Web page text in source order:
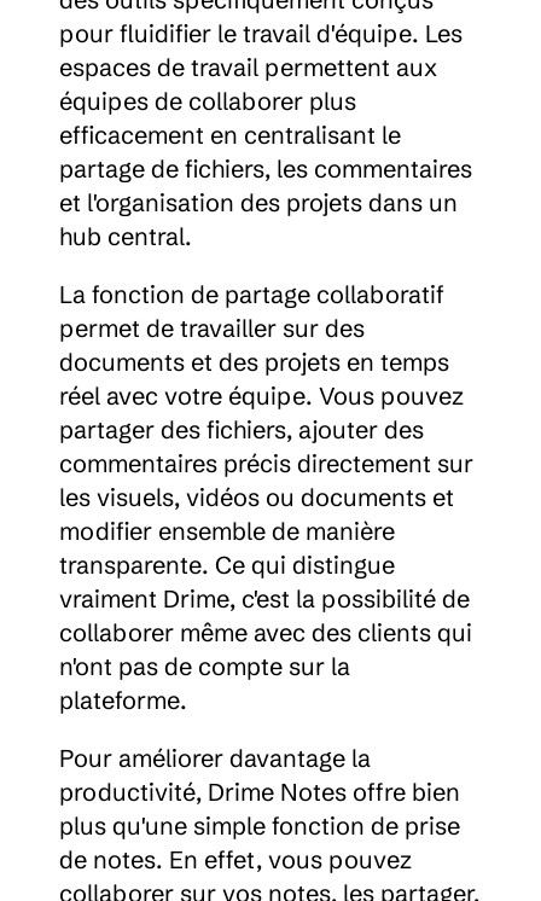
pour fluidifier le travail d'équipe. Les
espaces de travail permettent aux
équipes de collaborer plus
efficacement en centralisant le
partage de fichiers, les commentaires
et l'organisation des projets dans un
hub central.
La fonction de partage collaboratif
permet de travailler sur des
documents et des projets en temps
réel avec votre équipe. Vous pouvez
partager des fichiers, ajouter des
commentaires précis directement sur
les visuels, vidéos ou documents et
modifier ensemble de manière
transparente. Ce qui distingue
vraiment Drime, c'est la possibilité de
collaborer même avec des clients qui
n'ont pas de compte sur la
plateforme.
Pour améliorer davantage la
productivité, Drime Notes offre bien
plus qu'une simple fonction de prise
de notes. En effet, vous pouvez
collaborer sur vos notes, les partager,